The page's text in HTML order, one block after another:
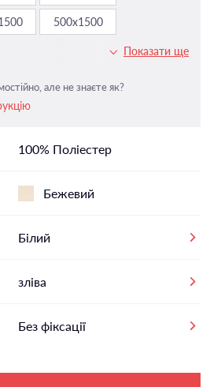
500х1500
Показати ще
але не знаєте як?
100% Поліестер
Бежевий
Білий
зліва
Без фіксації